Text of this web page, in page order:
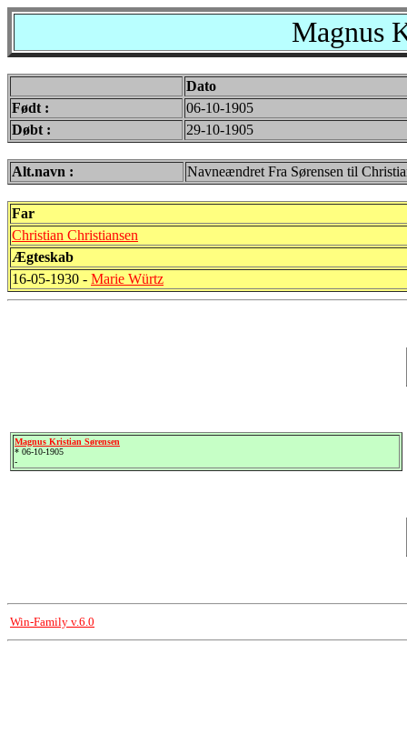
Magnus
Dato
Født :
06-10-1905
Døbt :
29-10-1905
Alt.navn : Navneændret Fra Sørensen til
Far
Christian Christiansen
Ægteskab
16-05-1930 - Marie Würtz
Magnus Kristian Sørensen
* 06-10-1905
-
Win-Family v.6.0